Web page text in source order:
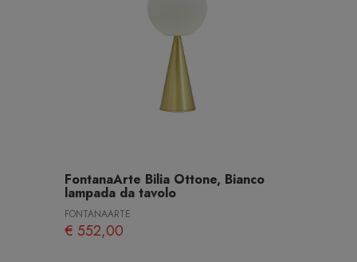
FontanaArte Bilia Ottone, Bianco
lampada da tavolo
FONTANAARTE
€ 552,00